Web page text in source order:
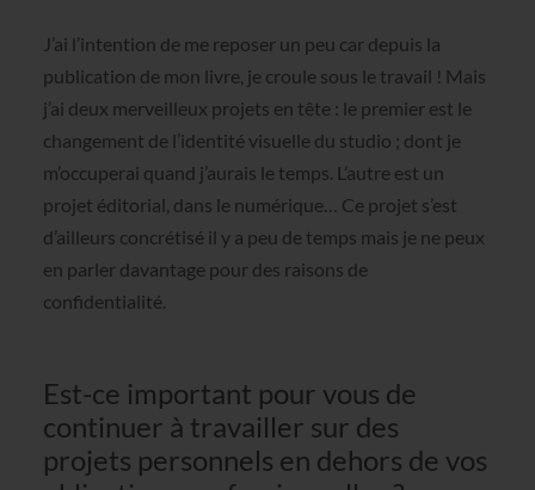
J’ai l’intention de me reposer un peu car depuis la
publication de mon livre, je croule sous le travail ! Mais
j’ai deux merveilleux projets en tête : le premier est le
changement de l’identité visuelle du studio ; dont je
m’occuperai quand j’aurais le temps. L’autre est un
projet éditorial, dans le numérique… Ce projet s’est
d’ailleurs concrétisé il y a peu de temps mais je ne peux
en parler davantage pour des raisons de
confidentialité.
Est-ce important pour vous de
continuer à travailler sur des
projets personnels en dehors de vos